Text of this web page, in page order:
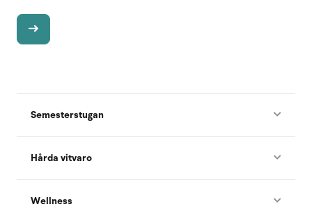
Semesterstugan
Hårda vitvaro
Wellness